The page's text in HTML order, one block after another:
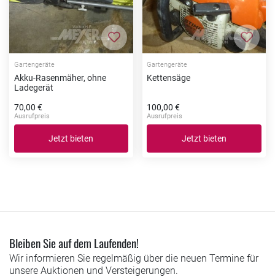
Zur Merkliste hinzufügen
Gartengeräte
Akku-Rasenmäher, ohne
Ladegerät
70,00 €
Ausrufpreis
Jetzt bieten
Zur
Gartengeräte
Kettensäge
100,00 €
Ausrufpreis
Jetzt bieten
Bleiben Sie auf dem Laufenden!
Wir informieren Sie regelmäßig über die neuen Termine für
unsere Auktionen und Versteigerungen.